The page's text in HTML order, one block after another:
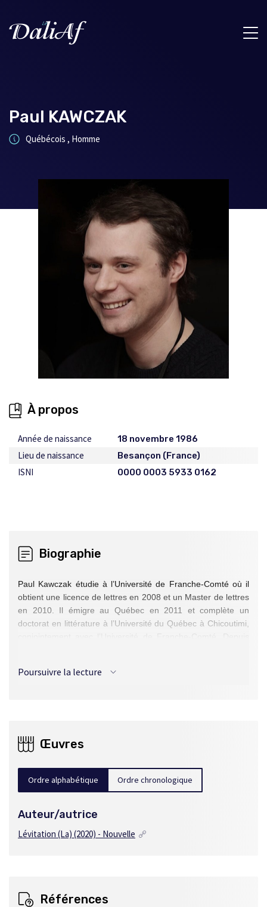
Paul KAWCZAK
Québécois , Homme
À propos
Année de naissance 18 novembre 1986
Lieu de naissance Besançon (France)
ISNI 0000 0003 5933 0162
Biographie
Paul Kawczak étudie à l’Université de Franche-Comté où il
obtient une licence de lettres en 2008 et un Master de lettres
en 2010. Il émigre au Québec en 2011 et complète un
doctorat en littérature à l’Université du Québec à Chicoutimi,
prix, notamment le Prix des lecteurs L’Express/BFMTV, le
au roman d'aventures littéraire de l'entre-deux-guerres. Une
science-fiction en France et au Québec (1880-1950)
Bordeaux, Presses universitaires de Bordeaux, coll. Eidôlon
123, 2018, p. 147-156.
Poursuivre la lecture
Œuvres
Ordre alphabétique Ordre chronologique
Auteur/autrice
Lévitation (La) (2020) - Nouvelle
Références